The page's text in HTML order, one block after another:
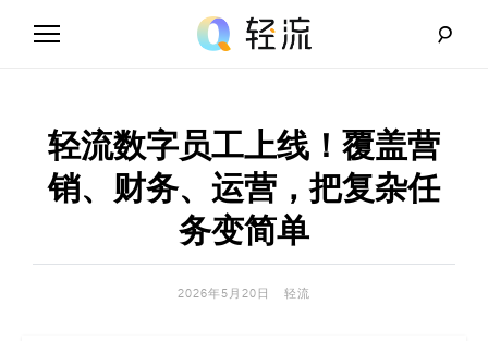
流
_
I
轻流数字员工上线！覆盖营
销、财务、运营，把复杂任
务变简单
2026年5月20日 轻流